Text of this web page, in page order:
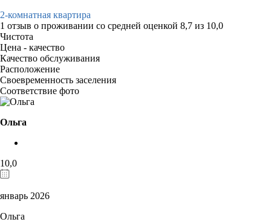
2-комнатная квартира
1 отзыв о проживании со средней оценкой 8,7 из 10,0
Чистота
Цена - качество
Качество обслуживания
Расположение
Своевременность заселения
Соответствие фото
Ольга
10,0
январь 2026
Ольга